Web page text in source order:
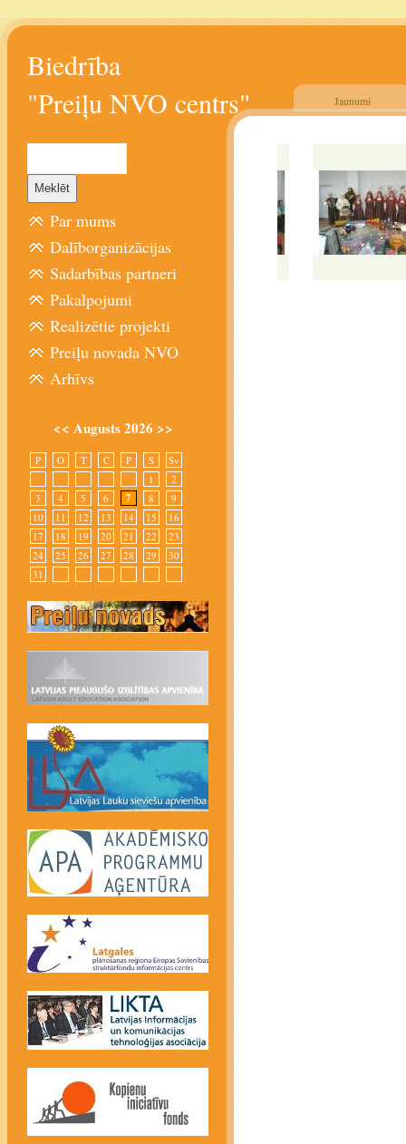
Biedrība
"Preiļu NVO centrs"
Jaunumi
Par mums
Dalīborganizācijas
Sadarbības partneri
Pakalpojumi
Realizētie projekti
Preiļu novada NVO
Arhīvs
<< Augusts 2026 >>
P O T C P S
Sv
1
2
3
4 5 6 7 8
9
10
11 12 13 14 15
16
17
18 19 20 21 22
23
24
25 26 27 28 29
30
31